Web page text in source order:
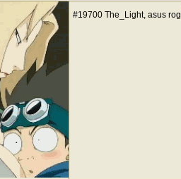
#19700 The_Light, asus rog